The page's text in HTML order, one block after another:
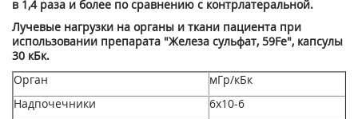
в 1,4 раза и более по сравнению с контрлатеральной.
Лучевые нагрузки на органы и ткани пациента при
использовании препарата "Железа сульфат, 59Fe", капсулы
30 кБк.
Орган
мГр/кБк
Надпочечники
6x10-6